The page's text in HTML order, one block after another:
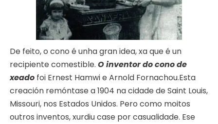
De feito, o cono é unha gran idea, xa que é un
recipiente comestible. O inventor do cono de
xeado foi Ernest Hamwi e Arnold Fornachou.Esta
creación remóntase a 1904 na cidade de Saint Louis,
Missouri, nos Estados Unidos. Pero como moitos
outros inventos, xurdiu case por casualidade. Ese